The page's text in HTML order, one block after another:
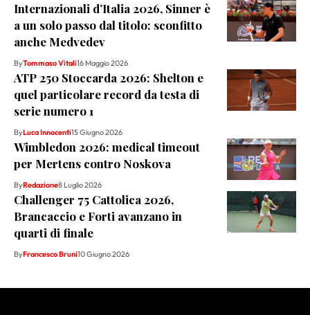
Internazionali d’Italia 2026, Sinner è
a un solo passo dal titolo: sconfitto
anche Medvedev
ByTommaso Vitali16 Maggio 2026
ATP 250 Stoccarda 2026: Shelton e
quel particolare record da testa di
serie numero 1
ByLuca Innocenti15 Giugno 2026
Wimbledon 2026: medical timeout
per Mertens contro Noskova
ByRedazione8 Luglio 2026
Challenger 75 Cattolica 2026,
Brancaccio e Forti avanzano in
quarti di finale
ByFrancesco Bruni10 Giugno 2026